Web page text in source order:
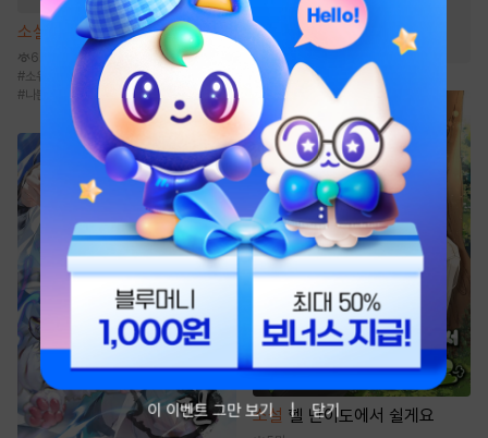
소설 은사 [단행본]
6.9천
#소유욕/집착 동정녀 #현대물
#나쁜남자 순진녀
소림 #먼치킨
# 복수물 사파
소설 헬 난이도에서 쉴게요
이 이벤트 그만 보기 닫기